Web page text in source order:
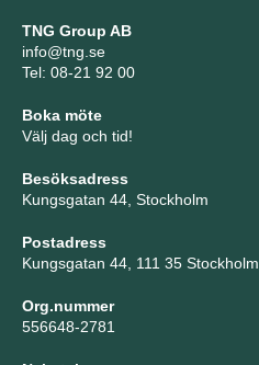
TNG Group AB
info@tng.se
Tel: 08-21 92 00
Boka möte
Välj dag och tid!
Besöksadress
Kungsgatan 44, Stockholm
Postadress
Kungsgatan 44, 111 35 Stockholm
Org.nummer
556648-2781